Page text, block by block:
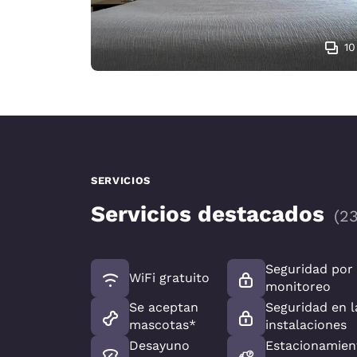
10
SERVICIOS
Servicios destacados (23
WiFi gratuito
Se aceptan
mascotas*
Desayuno
Seguridad por
monitoreo
Seguridad en
instalaciones